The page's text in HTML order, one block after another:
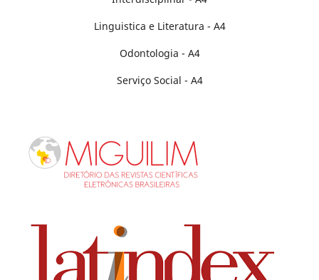
Linguistica e Literatura - A4
Odontologia - A4
Serviço Social - A4